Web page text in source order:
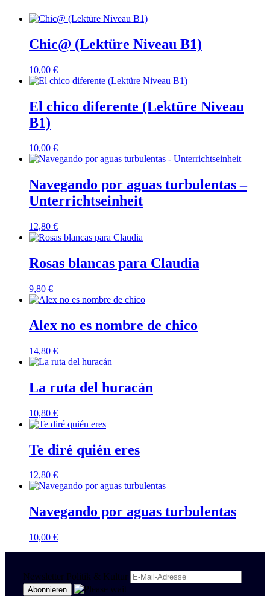
Chic@ (Lektüre Niveau B1)
10,00 €
El chico diferente (Lektüre Niveau
B1)
10,00 €
Navegando por aguas turbulentas –
Unterrichtseinheit
12,80 €
Rosas blancas para Claudia
9,80 €
Alex no es nombre de chico
14,80 €
La ruta del huracán
10,80 €
Te diré quién eres
12,80 €
Navegando por aguas turbulentas
10,00 €
Newsletter Politik & Kultur